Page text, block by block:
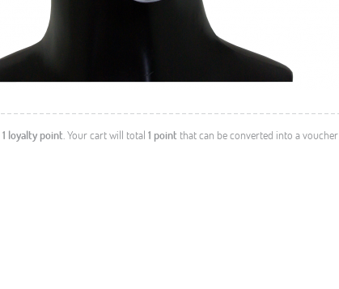
1 loyalty point. Your cart will total 1 point that can be converted into a voucher